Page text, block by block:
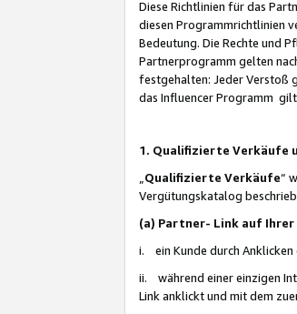
Diese Richtlinien für das
diesen Programmrichtlinien
Bedeutung. Die Rechte und
Partnerprogramm gelten
festgehalten: Jeder Verstoß
das Influencer Programm
1. Qualifizierte Verkäufe
Qualifizierte Verkäufe“
Vergütungskatalog
(a) Partner- Link auf Ihrer
i. ein Kunde durch
ii. während einer einzigen
Link anklickt und mit dem